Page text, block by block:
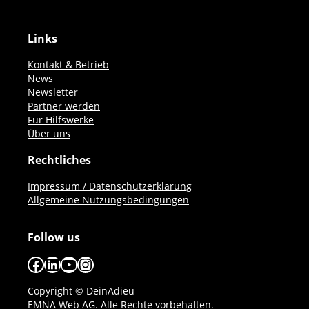
Links
Kontakt & Betrieb
News
Newsletter
Partner werden
Für Hilfswerke
Über uns
Rechtliches
Impressum / Datenschutzerklärung
Allgemeine Nutzungsbedingungen
Follow us
Facebook
LinkedIn
YouTube
Instagram
Copyright © DeinAdieu
EMNA Web AG. Alle Rechte vorbehalten.